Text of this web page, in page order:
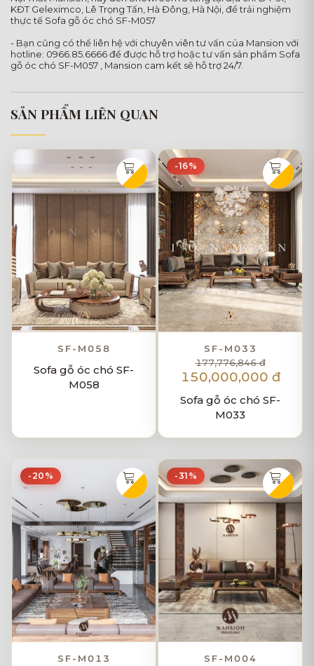
KĐT Geleximco, Lê Trọng Tấn, Hà Đông, Hà Nội, để trải nghiệm
thực tế Sofa gỗ óc chó SF-M057
- Bạn cũng có thể liên hệ với chuyên viên tư vấn của Mansion với
hotline: 0966.85.6666 để được hỗ trợ hoặc tư vấn sản phẩm Sofa
gỗ óc chó SF-M057 , Mansion cam kết sẽ hỗ trợ 24/7.
SẢN PHẨM LIÊN QUAN
SF-M058
Sofa gỗ óc chó SF-
M058
-16%
SF-M033
177,776,846 đ
150,000,000 đ
Sofa gỗ óc chó SF-
M033
-20%
SF-M013
-31%
SF-M004